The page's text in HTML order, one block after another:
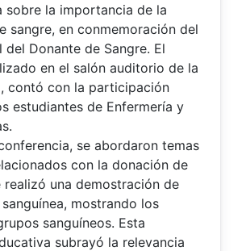
sobre la importancia de la
sangre, en conmemoración del
del Donante de Sangre. El
en el salón auditorio de la
contó con la participación
estudiantes de Enfermería y
se abordaron temas
con la donación de
realizó una demostración de
mostrando los
sanguíneos. Esta
subrayó la relevancia